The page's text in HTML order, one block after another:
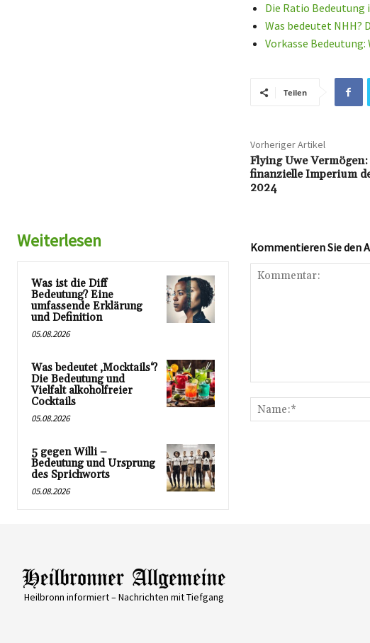
Die Ratio Bedeutung
Was bedeutet NHH?
Vorkasse
Teilen
Vorheriger Artikel
Flying Uwe
finanzielle Imperium
2024
Weiterlesen
Was ist die Diff
Bedeutung? Eine
umfassende Erklärung
und Definition
05.08.2026
Was bedeutet ‚Mocktails‘?
Die Bedeutung und
Vielfalt alkoholfreier
Cocktails
05.08.2026
5 gegen Willi –
Bedeutung und Ursprung
des Sprichworts
05.08.2026
Kommentieren Sie den
Heilbronn informiert – Nachrichten mit Tiefgang